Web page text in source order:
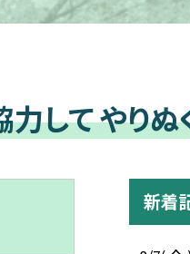
力して やりぬ
新着